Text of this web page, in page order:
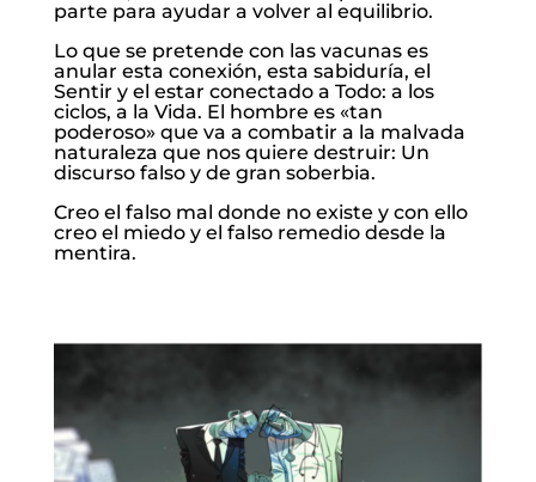
parte para ayudar a volver al equilibrio.
Lo que se pretende con las vacunas es
anular esta conexión, esta sabiduría, el
Sentir y el estar conectado a Todo: a los
ciclos, a la Vida. El hombre es «tan
poderoso» que va a combatir a la malvada
naturaleza que nos quiere destruir: Un
discurso falso y de gran soberbia.
Creo el falso mal donde no existe y con ello
creo el miedo y el falso remedio desde la
mentira.